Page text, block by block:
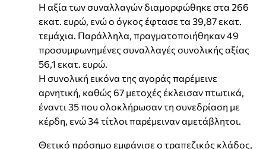
Η αξία των συναλλαγών διαμορφώθηκε στα 266
εκατ. ευρώ, ενώ ο όγκος έφτασε τα 39,87 εκατ.
τεμάχια. Παράλληλα, πραγματοποιήθηκαν 49
προσυμφωνημένες συναλλαγές συνολικής αξίας
56,1 εκατ. ευρώ.
Η συνολική εικόνα της αγοράς παρέμεινε
αρνητική, καθώς 67 μετοχές έκλεισαν πτωτικά,
έναντι 35 που ολοκλήρωσαν τη συνεδρίαση με
κέρδη, ενώ 34 τίτλοι παρέμειναν αμετάβλητοι.
Θετικό πρόσημο εμφάνισε ο τραπεζικός κλάδος,